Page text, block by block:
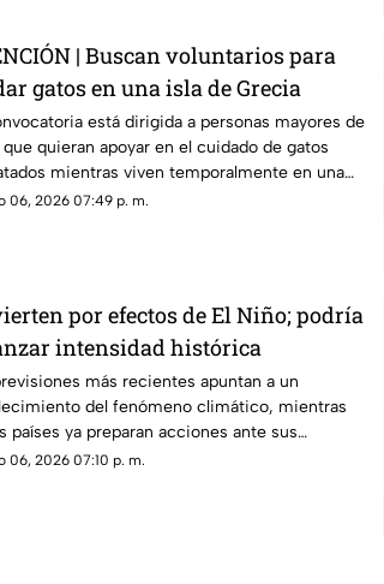
| Buscan voluntarios para
gatos en una isla de Grecia
está dirigida a personas mayores de
que quieran apoyar en el cuidado de gatos
mientras viven temporalmente en una
06, 2026 07:49 p. m.
por efectos de El Niño; podría
intensidad histórica
más recientes apuntan a un
del fenómeno climático, mientras
países ya preparan acciones ante sus
efectos.
06, 2026 07:10 p. m.